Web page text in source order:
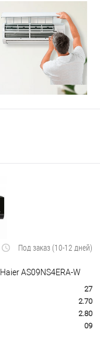
Под заказ (10-12 дней)
AS09NS4ERA-W
27
2.70
2.80
09